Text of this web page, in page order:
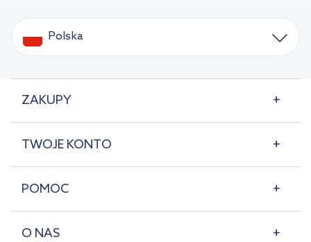
Polska
ZAKUPY
TWOJE KONTO
POMOC
O NAS